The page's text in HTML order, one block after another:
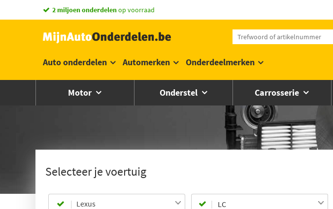
2 miljoen onderdelenop voorraad
Auto onderdelen Automerken Onderdeelmerken
Motor Onderstel Carrosserie
Selecteer je voertuig
Lexus